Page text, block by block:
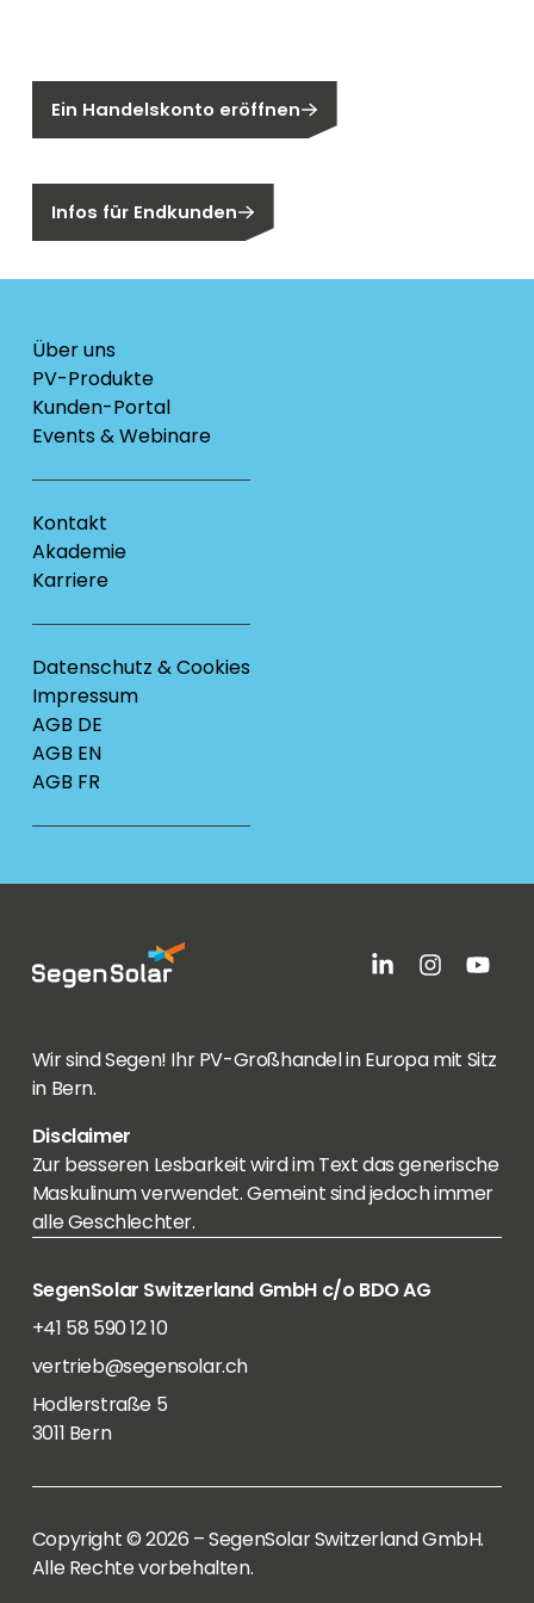
Ein Handelskonto eröffnen
Infos für Endkunden
Über uns
PV-Produkte
Kunden-Portal
Events & Webinare
Kontakt
Akademie
Karriere
Datenschutz & Cookies
Impressum
AGB DE
AGB EN
AGB FR
Wir sind Segen! Ihr PV-Großhandel in Europa mit Sitz
in Bern.
Disclaimer
Zur besseren Lesbarkeit wird im Text das generische
Maskulinum verwendet. Gemeint sind jedoch immer
alle Geschlechter.
SegenSolar Switzerland GmbH c/o BDO AG
+41 58 590 12 10
vertrieb@segensolar.ch
Hodlerstraße 5
3011 Bern
Copyright © 2026 – SegenSolar Switzerland GmbH.
Alle Rechte vorbehalten.